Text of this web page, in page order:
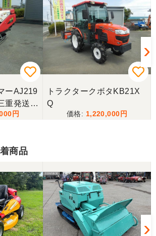
ーAJ219
重発送整
トラクタークボタKB21X
Q
1,220,000
商品